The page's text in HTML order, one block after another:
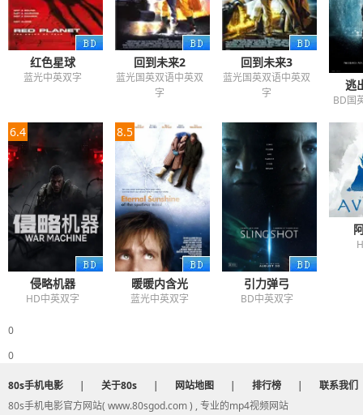
红色星球
蓝光中英双字
回到未来2
蓝光国英双语中英双
字
回到未来3
蓝光国英双语中英双
字
逃
BD国
6.4
侵略机器
HD中英双字
8.5
暖暖内含光
蓝光中英双字
引力弹弓
BD中英双字
0
0
80s手机电影 | 关于80s | 网站地图 | 排行榜 |
联系我们
80s手机电影官方网站( www.80sgod.com ) , 专业的mp4视频网站